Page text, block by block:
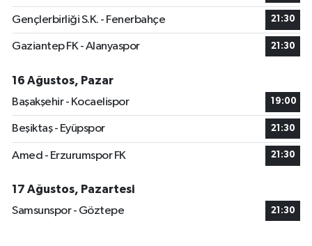
Gençlerbirliği S.K. - Fenerbahçe 21:30
Gaziantep FK - Alanyaspor 21:30
16 Ağustos, Pazar
Başakşehir - Kocaelispor
19:00
Beşiktaş - Eyüpspor 21:30
Amed - Erzurumspor FK 21:30
17 Ağustos, Pazartesi
Samsunspor - Göztepe
21:30